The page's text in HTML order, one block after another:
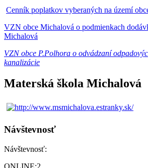
Cenník poplatkov vyberaných na území
VZN obce Michalová o podmienkach
Michalová
VZN obce P.Polhora o odvádzaní
kanalizácie
Materská škola Michalová
Návštevnosť
Návštevnosť:
ONLINE:2